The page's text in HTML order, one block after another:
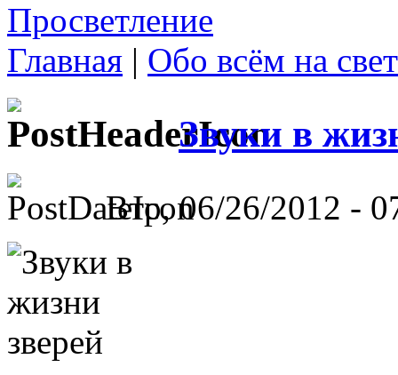
Просветление
Главная | Обо всём на
Звуки в
Втр, 06/26/2012 -